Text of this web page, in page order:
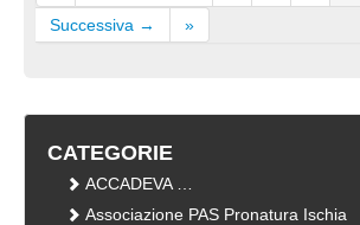
Successiva →
»
CATEGORIE
ACCADEVA …
Associazione PAS Pronatura Ischia